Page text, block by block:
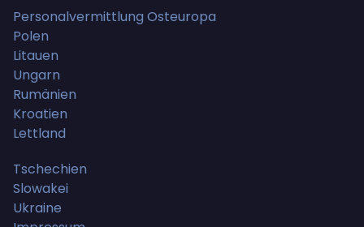
Personalvermittlung Osteuropa
Polen
Litauen
Ungarn
Rumänien
Kroatien
Lettland
Tschechien
Slowakei
Ukraine